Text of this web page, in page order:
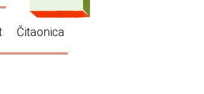
Čitaonica